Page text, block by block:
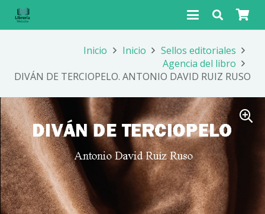
Inicio Inicio
Sellos editoriales
Agencia del libro
DIVÁN DE TERCIOPELO. ANTONIO DAVID RUIZ RUSO